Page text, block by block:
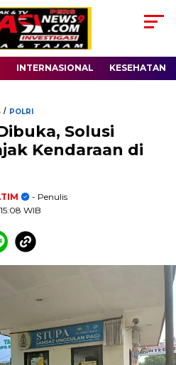
INTERNASIONAL KESEHATAN
/ POLRI
Solusi
Kendaraan di
- Penulis
WIB